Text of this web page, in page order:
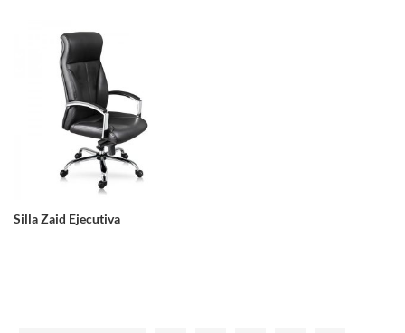
Silla Zaid Ejecutiva